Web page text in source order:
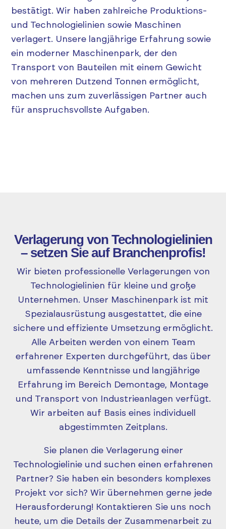
bestätigt. Wir haben zahlreiche Produktions-
und Technologielinien sowie Maschinen
verlagert. Unsere langjährige Erfahrung sowie
ein moderner Maschinenpark, der den
Transport von Bauteilen mit einem Gewicht
von mehreren Dutzend Tonnen ermöglicht,
machen uns zum zuverlässigen Partner auch
für anspruchsvollste Aufgaben.
Verlagerung von Technologielinien
– setzen Sie auf Branchenprofis!
Wir bieten professionelle Verlagerungen von
Technologielinien für kleine und große
Unternehmen. Unser Maschinenpark ist mit
Spezialausrüstung ausgestattet, die eine
sichere und effiziente Umsetzung ermöglicht.
Alle Arbeiten werden von einem Team
erfahrener Experten durchgeführt, das über
umfassende Kenntnisse und langjährige
Erfahrung im Bereich Demontage, Montage
und Transport von Industrieanlagen verfügt.
Wir arbeiten auf Basis eines individuell
abgestimmten Zeitplans.
Sie planen die Verlagerung einer
Technologielinie und suchen einen erfahrenen
Partner? Sie haben ein besonders komplexes
Projekt vor sich? Wir übernehmen gerne jede
Herausforderung! Kontaktieren Sie uns noch
heute, um die Details der Zusammenarbeit zu